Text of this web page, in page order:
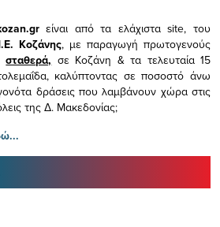
είναι από τα ελάχισταsite, του
Κοζάνης, με παραγωγή πρωτογενούς
σταθερά, σε Κοζάνη & τα τελευταία 15
καλύπτοντας σε ποσοστό άνω
δράσεις που λαμβάνουν χώρα στις
της Δ. Μακεδονίας;